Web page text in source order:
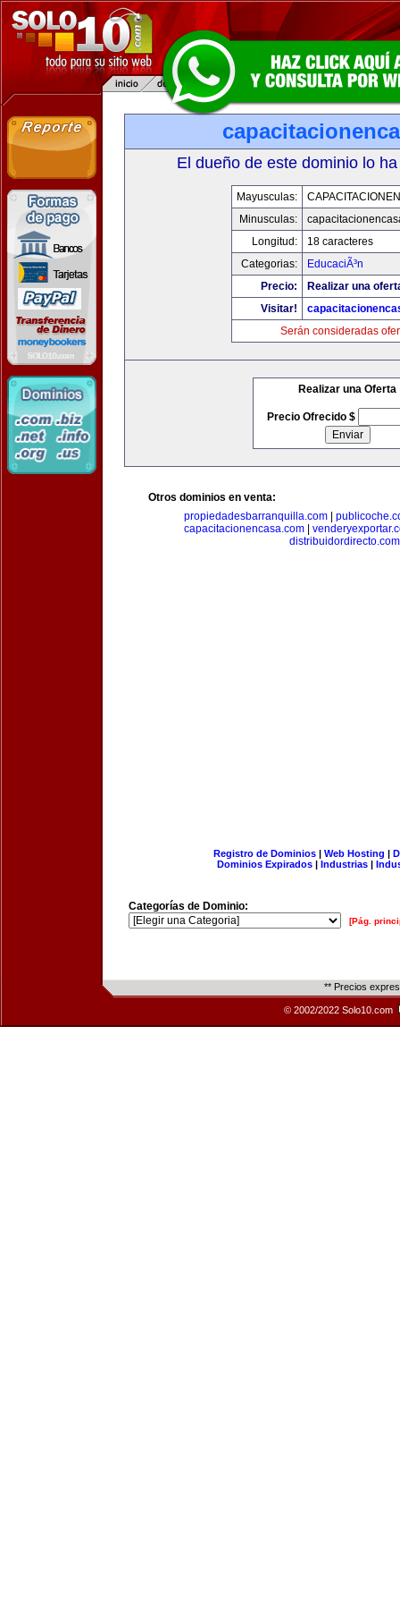
El dueño de este dominio lo
Mayusculas:
Minusculas:
Longitud:
18 caracteres
Categorias:
EducaciÃ³n
Precio:
Realizar una
Visitar!
Serán consideradas
Realizar una Oferta
Precio Ofrecido $
Otros dominios en venta:
propiedadesbarranquilla.com
capacitacionencasa.com|
distribuidordirecto.com
Registro de Dominios| Web Hosting |
Dominios Expirados | Industrias |
Categorías de Dominio:
[Pág.
** Precios
© 2002/2022 Solo10.com